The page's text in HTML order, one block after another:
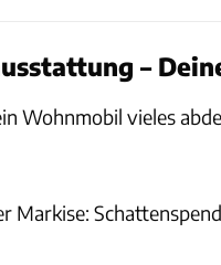
–
Wohnmobil vieles
Markise: